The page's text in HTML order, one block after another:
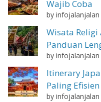
Wajib Coba
by infojalanjalan
Wisata Religi
Panduan
by infojalanjalan
Itinerary
Paling Efisien
by infojalanjalan